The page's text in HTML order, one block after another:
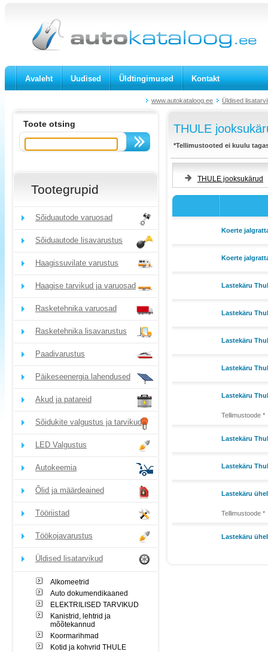
Avaleht Uudised Üldtingimused Kontakt
www.autokataloog.ee Üldised
Toote otsing
Tootegrupid
Sõiduautode varuosad
Sõiduautode lisavarustus
Haagissuvilate varustus
Haagise tarvikud ja varuosad
Rasketehnika varuosad
Rasketehnika lisavarustus
Paadivarustus
Päikeseenergia lahendused
Akud ja patareid
Sõidukite valgustus ja tarvikud
LED Valgustus
Autokeemia
Õlid ja määrdeained
Tööriistad
Töökojavarustus
Üldised lisatarvikud
Alkomeetrid
Auto dokumendikaaned
ELEKTRILISED TARVIKUD
Kanistrid, lehtrid ja
mõõtekannud
Koormarihmad
Kotid ja kohvrid THULE
THULE
*Tellimustooted ei kuulu
THULE jooksukärud
Koerte
Koerte
Lastekäru
Lastekäru
Lastekäru
Lastekäru
Lastekäru
Tellimustoode *
Lastekäru
Lastekäru
Lastekäru
Tellimustoode *
Lastekäru